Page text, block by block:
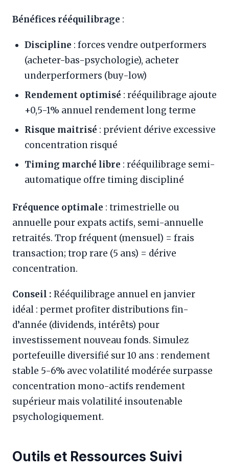
Bénéfices rééquilibrage :
Discipline : forces vendre outperformers
(acheter-bas-psychologie), acheter
underperformers (buy-low)
Rendement optimisé : rééquilibrage ajoute
+0,5-1% annuel rendement long terme
Risque maitrisé : prévient dérive excessive
concentration risqué
Timing marché libre : rééquilibrage semi-
automatique offre timing discipliné
Fréquence optimale : trimestrielle ou
annuelle pour expats actifs, semi-annuelle
retraités. Trop fréquent (mensuel) = frais
transaction; trop rare (5 ans) = dérive
concentration.
Conseil : Rééquilibrage annuel en janvier
idéal : permet profiter distributions fin-
d’année (dividends, intérêts) pour
investissement nouveau fonds. Simulez
portefeuille diversifié sur 10 ans : rendement
stable 5-6% avec volatilité modérée surpasse
concentration mono-actifs rendement
supérieur mais volatilité insoutenable
psychologiquement.
Outils et Ressources Suivi